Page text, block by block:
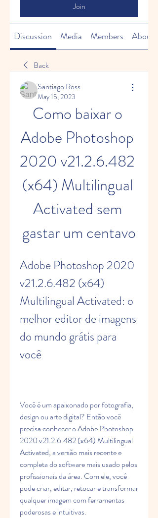
Join
Discussion Media Members About
Back
Santiago Ross
May 15, 2023
Como baixar o
Adobe Photoshop
2020 v21.2.6.482
(x64) Multilingual
Activated sem
gastar um centavo
Adobe Photoshop 2020
v21.2.6.482 (x64)
Multilingual Activated: o
melhor editor de imagens
do mundo grátis para
você
Você é um apaixonado por fotografia,
design ou arte digital? Então você
precisa conhecer o Adobe Photoshop
2020 v21.2.6.482 (x64) Multilingual
Activated, a versão mais recente e
completa do software mais usado pelos
profissionais da área. Com ele, você
pode criar, editar, retocar e transformar
qualquer imagem com ferramentas
poderosas e intuitivas.